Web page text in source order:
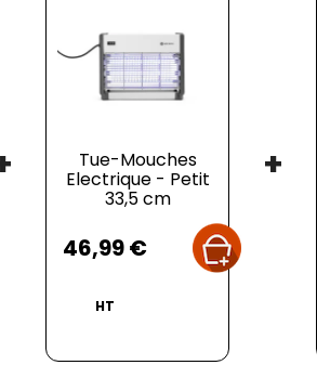
Tue-Mouches
Electrique - Petit
33,5 cm
46,99 €
HT
+